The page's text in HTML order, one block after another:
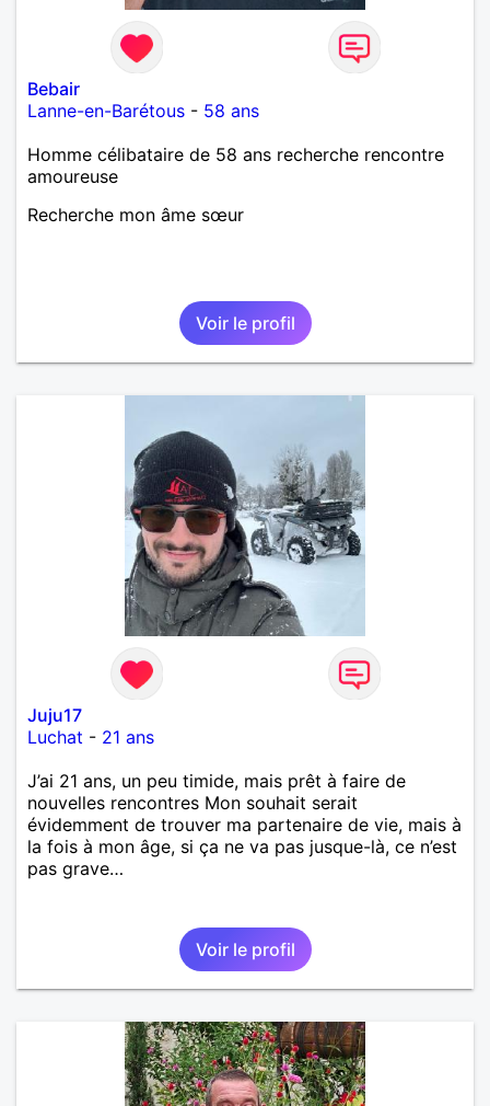
Bebair
Lanne-en-Barétous - 58 ans
Homme célibataire de 58 ans recherche rencontre
amoureuse
Recherche mon âme sœur
Voir le profil
Juju17
Luchat - 21 ans
J’ai 21 ans, un peu timide, mais prêt à faire de
nouvelles rencontres Mon souhait serait
évidemment de trouver ma partenaire de vie, mais à
la fois à mon âge, si ça ne va pas jusque-là, ce n’est
pas grave…
Voir le profil